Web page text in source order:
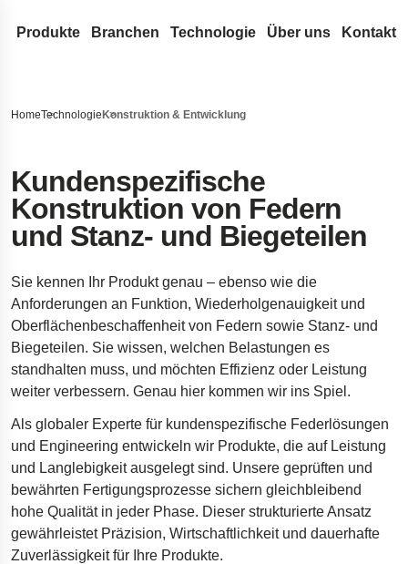
Produkte
Druckfedern
Schlauch-Dichtungsfedern aus Runddraht
Drehstabfedern
Drehfedern
Drahtbiegeteile
Drahtringe
Flachfedern
Triebfedern
Flachspiralfedern
Gasdruckfedern
Dynamische Gasdruckfedern
Blockierbare Gasdruckfedern
Edelstahl-Gasdruckfedern
Gaszugfedern
Metallförderbänder
Stanz- und Biegeteile
Buchsen
Tiefziehteile
Tellerfedern
Gewellte Federscheiben
Stanzteile
Standardfedern
Branchen
Automotive Aftermarket
Luft- und Raumfahrt
Verteidigung
Hydraulik
Energie
Kundenreferenzen
Fahrwerkstechnik für Raumfahrzeuge
Fahrwerksfedern für Pickups
Dämpfer für die Öresundbrücke
Bohrgeräte für die Öl- und Gasförderung
Tumbl Trak Schwingboden
Easyrig Kamera-Stative
Feal Rampensystem
Polestar 2 Fahrwerksfedern
Technologie
Federn-Terminologie
Innovation
Serviceleistungen
Insights
Über uns
Nachrichten
Messen
Rechtliches &
Erklärung zur
Impressum
Qualität
Kontakt
HomeTechnologie Konstruktion & Entwicklung
Kundenspezifische
Konstruktion von Federn
und Stanz- und Biegeteilen
Sie kennen Ihr Produkt genau – ebenso wie die
Anforderungen an Funktion, Wiederholgenauigkeit und
Oberflächenbeschaffenheit von Federn sowie Stanz- und
Biegeteilen. Sie wissen, welchen Belastungen es
standhalten muss, und möchten Effizienz oder Leistung
weiter verbessern. Genau hier kommen wir ins Spiel.
Als globaler Experte für kundenspezifische Federlösungen
und Engineering entwickeln wir Produkte, die auf Leistung
und Langlebigkeit ausgelegt sind. Unsere geprüften und
bewährten Fertigungsprozesse sichern gleichbleibend
hohe Qualität in jeder Phase. Dieser strukturierte Ansatz
gewährleistet Präzision, Wirtschaftlichkeit und dauerhafte
Zuverlässigkeit für Ihre Produkte.